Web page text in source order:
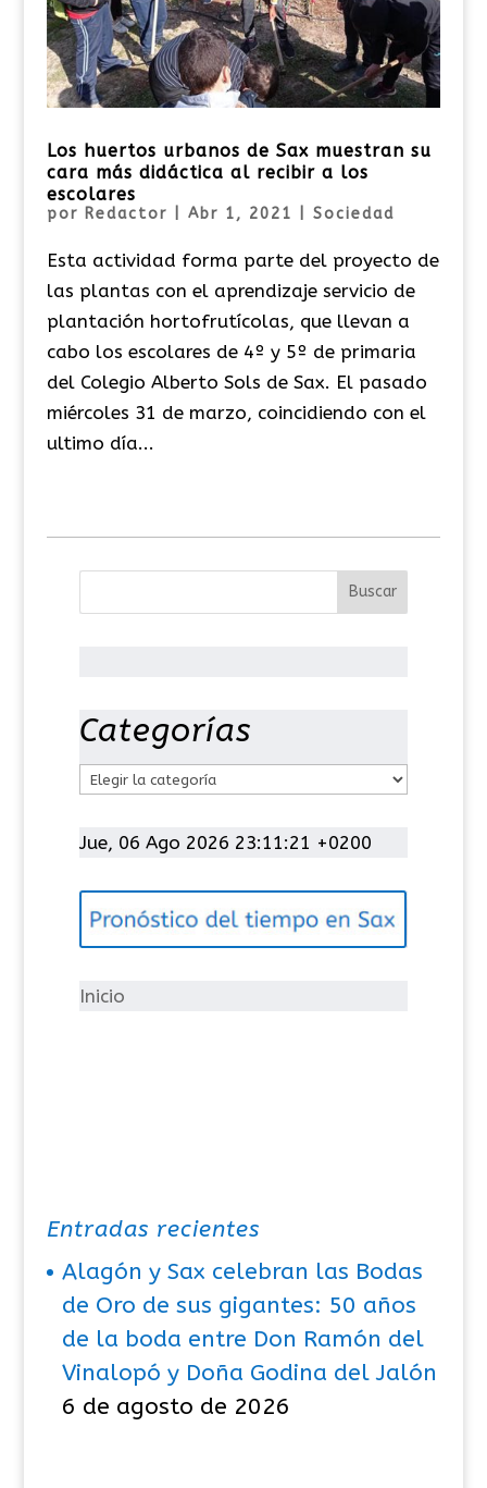
Los huertos urbanos de Sax muestran su
cara más didáctica al recibir a los
escolares
por Redactor Abr 1, 2021 Sociedad
Esta actividad forma parte del proyecto de
las plantas con el aprendizaje servicio de
plantación hortofrutícolas, que llevan a
cabo los escolares de 4º y 5º de primaria
del Colegio Alberto Sols de Sax. El pasado
miércoles 31 de marzo, coincidiendo con el
ultimo día...
Categorías
t
g
í
Jue, 06 Ago 2026 23:11:21 +0200
Inicio
Entradas recientes
Alagón y Sax celebran las Bodas
de Oro de sus gigantes: 50 años
de la boda entre Don Ramón del
Vinalopó y Doña Godina del Jalón
6 de agosto de 2026